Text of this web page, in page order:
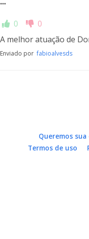
0
0
A melhor atuação de
Enviado porfabioalvesds
Queremos
Termos de uso